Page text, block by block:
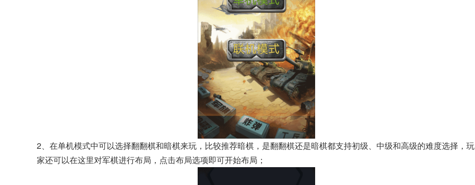
2、在单机模式中可以选择翻翻棋和暗棋来玩，比较推荐暗棋，是翻翻棋还是暗棋都支持初级、中级和高级的难度选择，玩
家还可以在这里对军棋进行布局，点击布局选项即可开始布局；